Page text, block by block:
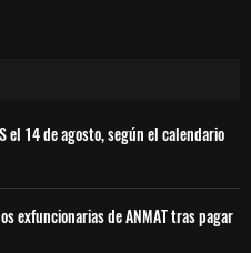
el 14 de agosto, según el calendario
exfuncionarias de ANMAT tras pagar